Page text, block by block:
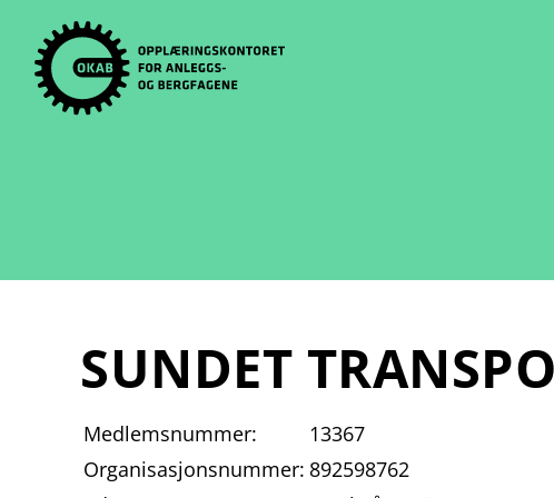
content
SUNDET
Medlemsnummer:
13367
Organisasjonsnummer: 892598762